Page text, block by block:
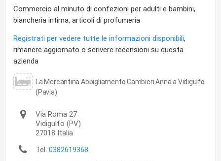
Commercio al minuto di confezioni per adulti e bambini,
biancheria intima, articoli di profumeria
Registrati per vedere tutte le informazioni disponibili,
rimanere aggiornato o scrivere recensioni su questa
azienda
La Mercantina Abbigliamento Cambieri Anna a Vidigulfo
(Pavia)
Via Roma 27
Vidigulfo (PV)
27018 Italia
Tel. 0382619368